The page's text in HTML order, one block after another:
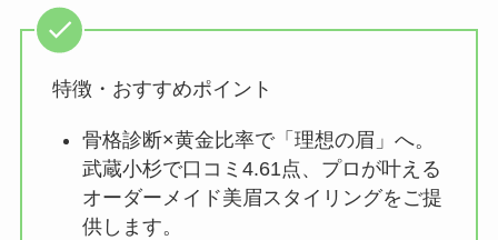
特徴・おすすめポイント
骨格診断×黄金比率で「理想の眉」へ。
武蔵小杉で口コミ4.61点、プロが叶える
オーダーメイド美眉スタイリングをご提
供します。